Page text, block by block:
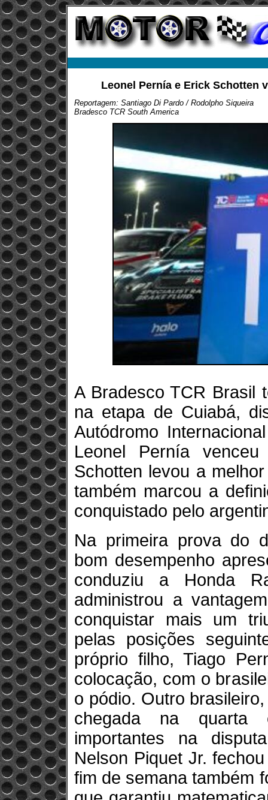
Leonel Pernía e Erick Schotten
Reportagem: Santiago Di Pardo / Rodolpho Siqueira
Bradesco TCR South America
A Bradesco TCR Brasil
na etapa de Cuiabá,
Autódromo
Leonel Pernía
Schotten levou a
também marcou a
conquistado pelo
Na primeira prova do
bom desempenho
conduziu a Honda
administrou a
conquistar mais um
pelas posições
próprio filho, Tiago
colocação, com o
o pódio. Outro
chegada na quarta
importantes na
Nelson Piquet Jr.
fim de semana também